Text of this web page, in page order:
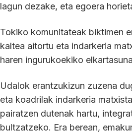
lagun dezake, eta egoera
Tokiko komunitateak biktimen
kaltea aitortu eta indarkeria
haren ingurukoekiko
Udalok erantzukizun zuzena
eta koadrilak indarkeria
pairatzen dutenak hartu,
bultzatzeko. Era berean,